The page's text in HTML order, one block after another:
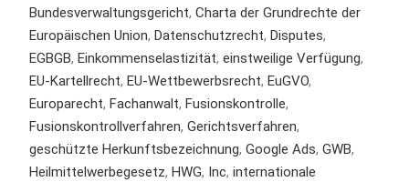
Bundesverwaltungsgericht, Charta der Grundrechte der
Europäischen Union, Datenschutzrecht, Disputes,
EGBGB, Einkommenselastizität, einstweilige Verfügung,
EU-Kartellrecht, EU-Wettbewerbsrecht, EuGVO,
Europarecht, Fachanwalt, Fusionskontrolle,
Fusionskontrollverfahren, Gerichtsverfahren,
geschützte Herkunftsbezeichnung, Google Ads, GWB,
Heilmittelwerbegesetz, HWG, Inc, internationale